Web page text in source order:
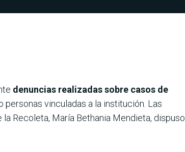
denuncias realizadas sobre casos de
vinculadas a la institución. Las
Recoleta, María Bethania Mendieta, dispuso